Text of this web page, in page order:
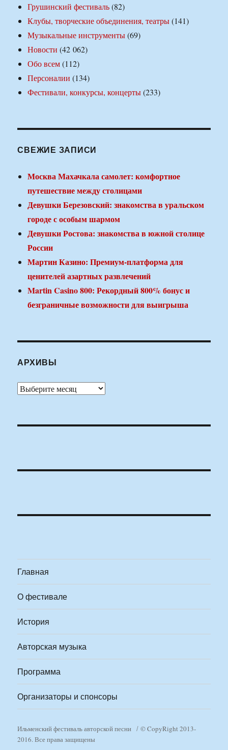
Грушинский фестиваль(82)
Клубы, творческие объединения, театры(141)
Музыкальные инструменты(69)
Новости (42 062)
Обо всем(112)
Персоналии (134)
Фестивали, конкурсы, концерты(233)
СВЕЖИЕ ЗАПИСИ
Москва Махачкала самолет: комфортное
путешествие между столицами
Девушки Березовский: знакомства в уральском
городе с особым шармом
Девушки Ростова: знакомства в южной столице
России
Мартин Казино: Премиум-платформа для
ценителей азартных развлечений
Martin Casino 800: Рекордный 800% бонус и
безграничные возможности для выигрыша
АРХИВЫ
Архивы
Главная
О фестивале
История
Авторская музыка
Программа
Организаторы и спонсоры
Ильменский фестиваль авторской песни
© CopyRight 2013-
2016. Все права защищены